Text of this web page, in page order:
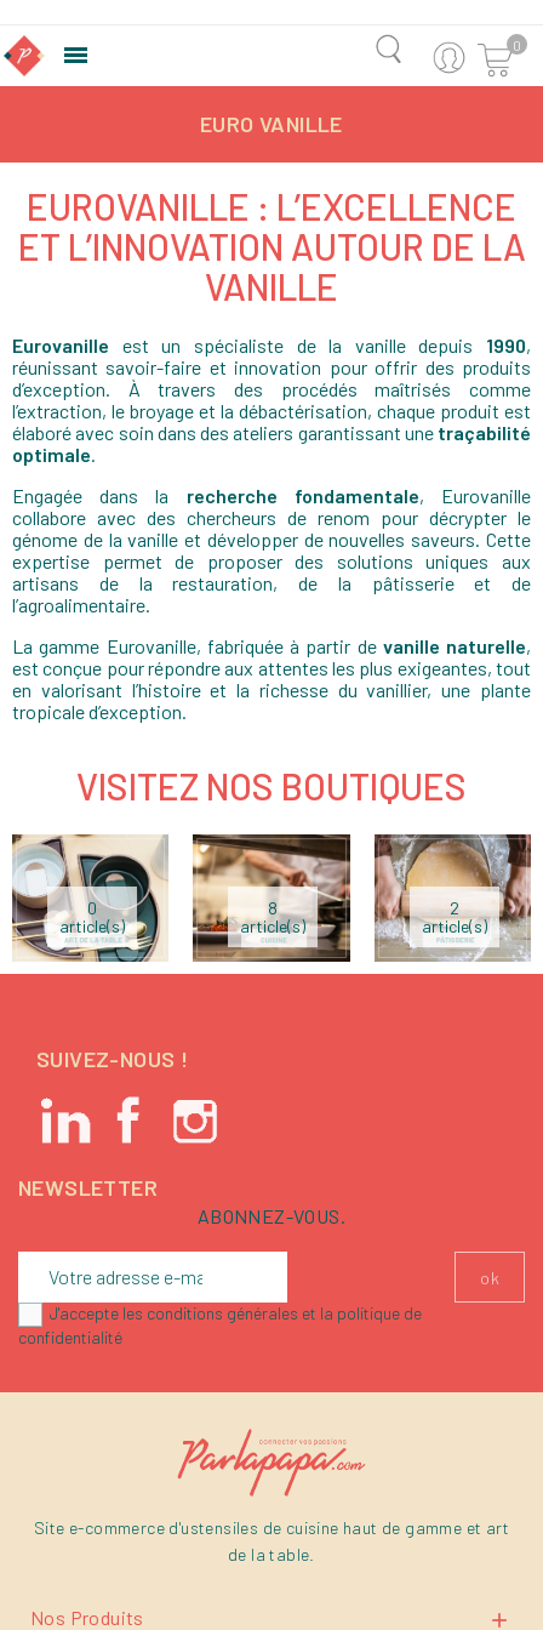
 0
EURO VANILLE
EUROVANILLE : L’EXCELLENCE
ET L’INNOVATION AUTOUR DE LA
VANILLE
Eurovanille est un spécialiste de la vanille depuis 1990,
réunissant savoir-faire et innovation pour offrir des produits
d’exception. À travers des procédés maîtrisés comme
l’extraction, le broyage et la débactérisation, chaque produit est
élaboré avec soin dans des ateliers garantissant une traçabilité
optimale.
Engagée dans la recherche fondamentale, Eurovanille
collabore avec des chercheurs de renom pour décrypter le
génome de la vanille et développer de nouvelles saveurs. Cette
expertise permet de proposer des solutions uniques aux
artisans de la restauration, de la pâtisserie et de
l’agroalimentaire.
La gamme Eurovanille, fabriquée à partir de vanille naturelle,
est conçue pour répondre aux attentes les plus exigeantes, tout
en valorisant l’histoire et la richesse du vanillier, une plante
tropicale d’exception.
VISITEZ NOS BOUTIQUES
0
article(s)
8
article(s)
2
article(s)
SUIVEZ-NOUS !
NEWSLETTER
ABONNEZ-VOUS.
J'accepte les conditions générales et la politique de
confidentialité
Site e-commerce d'ustensiles de cuisine haut de gamme et art
de la table.
Nos Produits 